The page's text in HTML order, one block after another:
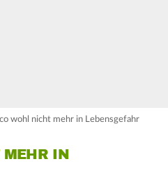
wohl nicht mehr in Lebensgefahr
MEHR IN